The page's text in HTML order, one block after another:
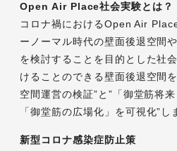
Open Air Place社会実験とは？
コロナ禍におけるOpen Air
ーノーマル時代の壁面後退空間
を検討することを目的とした社
けることのできる壁面後退空間
空間運営の検証”と”「御堂筋将
「御堂筋の広場化」を可視化”し
新型コロナ感染症防止策